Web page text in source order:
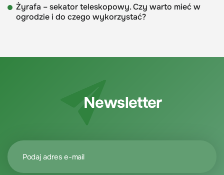
Żyrafa – sekator teleskopowy. Czy warto mieć w
ogrodzie i do czego wykorzystać?
Newsletter